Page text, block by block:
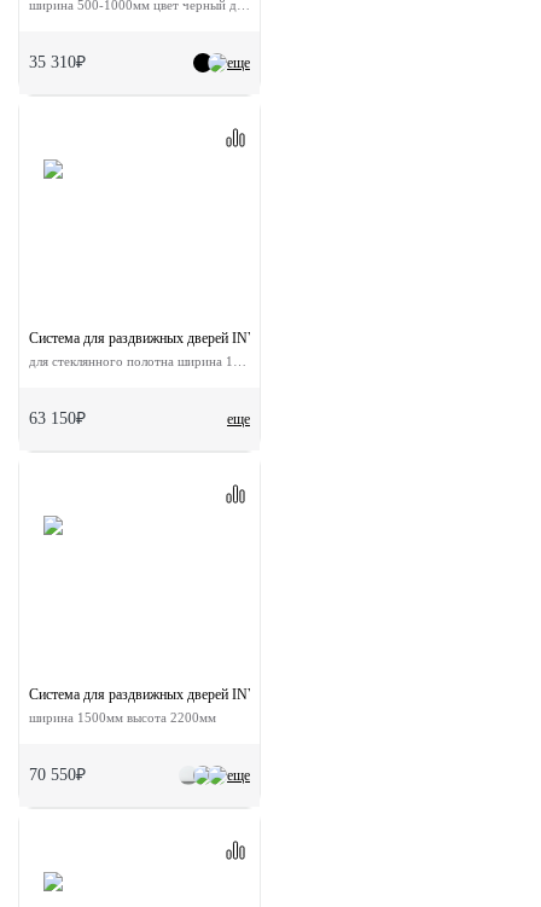
еще
35 310₽
еще
Система для раздвижных дверей INVISIBLE-2 GLASS 1800/8
63 150₽
еще
Система для раздвижных дверей INVISIBLE-2 FRAME 1500/2200 AS
ширина 1500мм высота 2200мм
70 550₽